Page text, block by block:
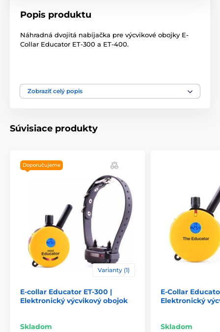
Popis produktu
Náhradná dvojitá nabíjačka pre výcvikové obojky E-
Collar Educator ET-300 a ET-400.
Technické špecifikácie sa môžu zmeniť bez
Príslušenstvo výcvikové obojky
Zobraziť celý popis
Súvisiace produkty
Doporučujeme
Varianty (1)
E-collar Educator ET-300 |
Elektronický výcvikový obojok
Skladom
E-Collar
Elektronický
Skladom